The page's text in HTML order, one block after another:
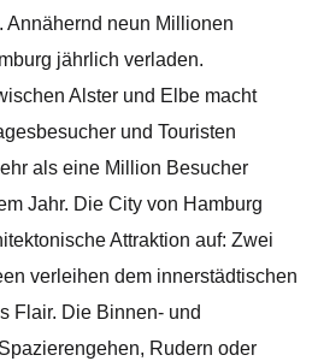
Annähernd neun Millionen
jährlich verladen.
Alster und Elbe macht
und Touristen
als eine Million Besucher
Jahr. Die City von Hamburg
Attraktion auf: Zwei
verleihen dem innerstädtischen
Flair. Die Binnen- und
Rudern oder